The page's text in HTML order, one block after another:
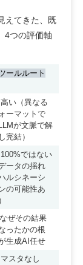
えてきた、既
4つの評価軸
ールルート
高い（異なる
ーマットで
が文脈で解
完結）
100%ではない
データの揺れ
ルシネーシ
の可能性あ
なぜその結果
ったかの根
生成AI任せ
マスタなし